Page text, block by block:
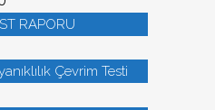
RAPORU
Çevrim Testi